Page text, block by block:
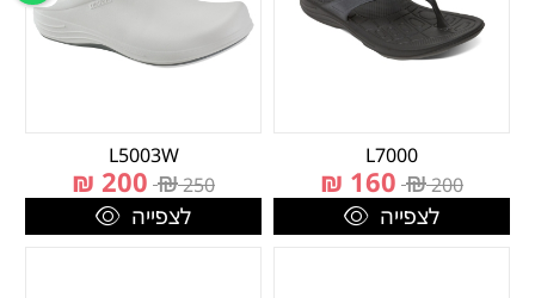
L7000
200
₪
160
₪
לצפייה
L5003W
250
₪
200
₪
לצפייה